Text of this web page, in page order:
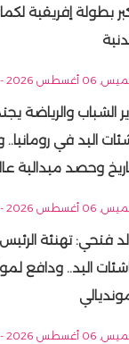
بطولة إفريقية
06 أغسطس 2026 - 09:41 م
الشباب والرياضة
اليد في رومانيا..
وحصد ميدالية
06 أغسطس 2026 - 07:59 م
فتحي: تهنئة
اليد.. ودافع
06 أغسطس 2026 - 07:56 م